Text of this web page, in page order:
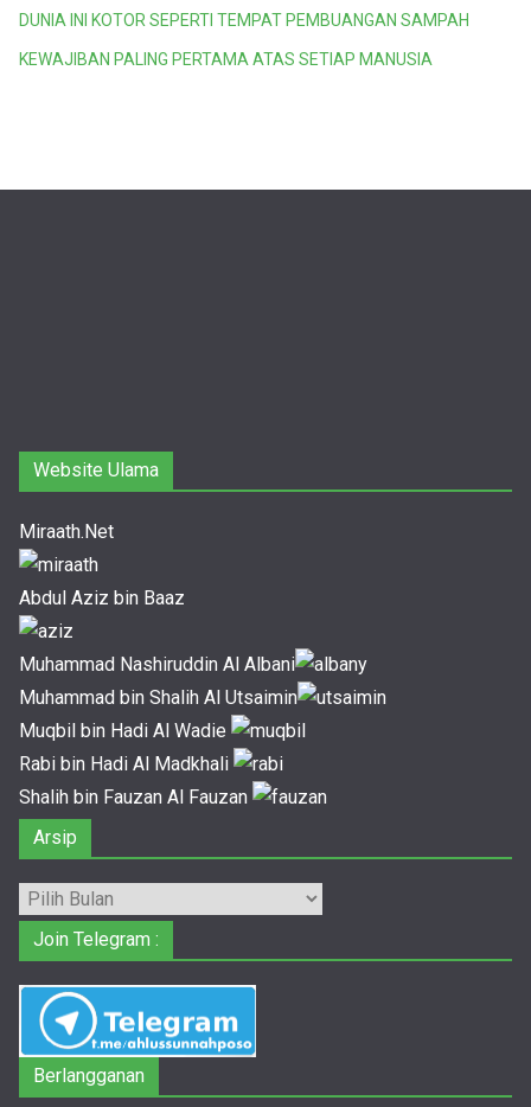
DUNIA INI KOTOR SEPERTI TEMPAT PEMBUANGAN SAMPAH
KEWAJIBAN PALING PERTAMA ATAS SETIAP MANUSIA
Website Ulama
Miraath.Net
Abdul Aziz bin Baaz
Muhammad Nashiruddin Al Albani
Muhammad bin Shalih Al Utsaimin
Muqbil bin Hadi Al Wadie
Rabi bin Hadi Al Madkhali
Shalih bin Fauzan Al Fauzan
Arsip
Arsip
Join Telegram :
Berlangganan